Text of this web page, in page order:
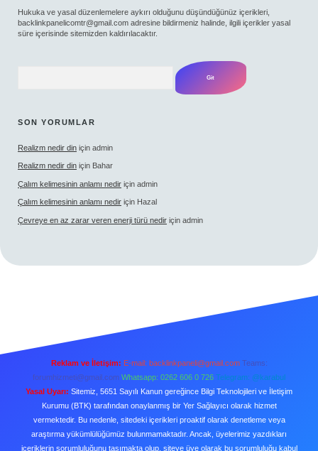
Hukuka ve yasal düzenlemelere aykırı olduğunu düşündüğünüz içerikleri,
backlinkpanelicomtr@gmail.com adresine bildirmeniz halinde, ilgili içerikler yasal
süre içerisinde sitemizden kaldırılacaktır.
SON YORUMLAR
Realizm nedir din için admin
Realizm nedir din için Bahar
Çalım kelimesinin anlamı nedir için admin
Çalım kelimesinin anlamı nedir için Hazal
Çevreye en az zarar veren enerji türü nedir için admin
Reklam ve İletişim: E-mail: backlinkpaneli@gmail.com Teams:
forumhizmeti@gmail.com Whatsapp: 0262 606 0 726 Telegram: @karabul
Yasal Uyarı: Sitemiz, 5651 Sayılı Kanun gereğince Bilgi Teknolojileri ve İletişim
Kurumu (BTK) tarafından onaylanmış bir Yer Sağlayıcı olarak hizmet
vermektedir. Bu nedenle, sitedeki içerikleri proaktif olarak denetleme veya
araştırma yükümlülüğümüz bulunmamaktadır. Ancak, üyelerimiz yazdıkları
içeriklerin sorumluluğunu taşımakta olup, siteye üye olarak bu sorumluluğu kabul